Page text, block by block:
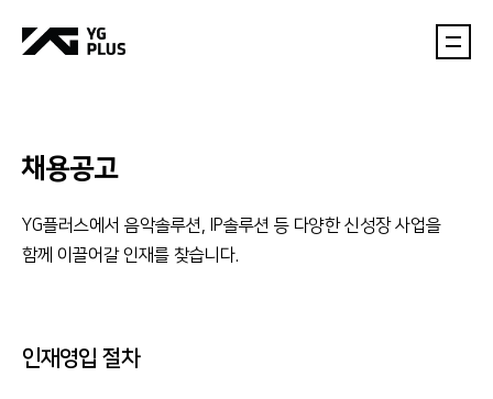
채용공고
YG플러스에서 음악솔루션, IP솔루션 등 다양한 신성장 사업을
함께 이끌어갈 인재를 찾습니다.
인재영입 절차